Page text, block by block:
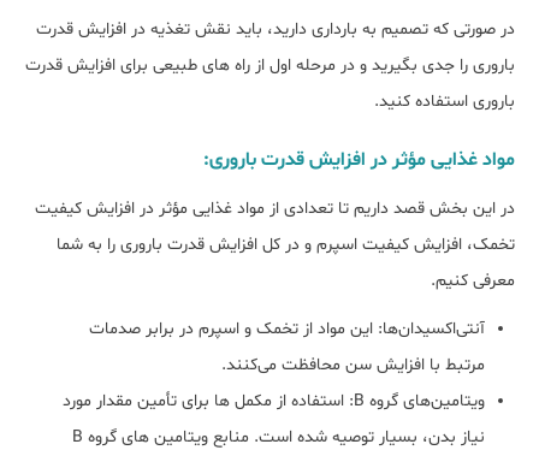
در صورتی که تصمیم به بارداری دارید، باید نقش تغذیه در افزایش قدرت
باروری را جدی بگیرید و در مرحله اول از راه های طبیعی برای افزایش قدرت
باروری استفاده کنید.
مواد غذایی مؤثر در افزایش قدرت باروری:
در این بخش قصد داریم تا تعدادی از مواد غذایی مؤثر در افزایش کیفیت
تخمک، افزایش کیفیت اسپرم و در کل افزایش قدرت باروری را به شما
معرفی کنیم.
آنتی‌اکسیدان‌ها: این مواد از تخمک و اسپرم در برابر صدمات
مرتبط با افزایش سن محافظت می‌کنند.
ویتامین‌های گروه B: استفاده از مکمل ها برای تأمین مقدار مورد
نیاز بدن، بسیار توصیه شده است. منابع ویتامین های گروه B